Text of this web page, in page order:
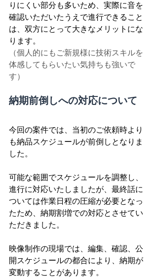
りにくい部分も多いため、実際に音を
確認いただいたうえで進行できること
は、双方にとって大きなメリットにな
ります。
（個人的にもご新規様に技術スキルを
体感してもらいたい気持ちも強いで
す）
納期前倒しへの対応について
今回の案件では、当初のご依頼時より
も納品スケジュールが前倒しとなりま
した。
可能な範囲でスケジュールを調整し、
進行に対応いたしましたが、最終話に
ついては作業日程の圧縮が必要となっ
たため、納期割増での対応とさせてい
ただきました。
映像制作の現場では、編集、確認、公
開スケジュールの都合により、納期が
変動することがあります。